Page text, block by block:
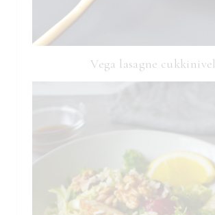
Vega lasagne cukkinivel